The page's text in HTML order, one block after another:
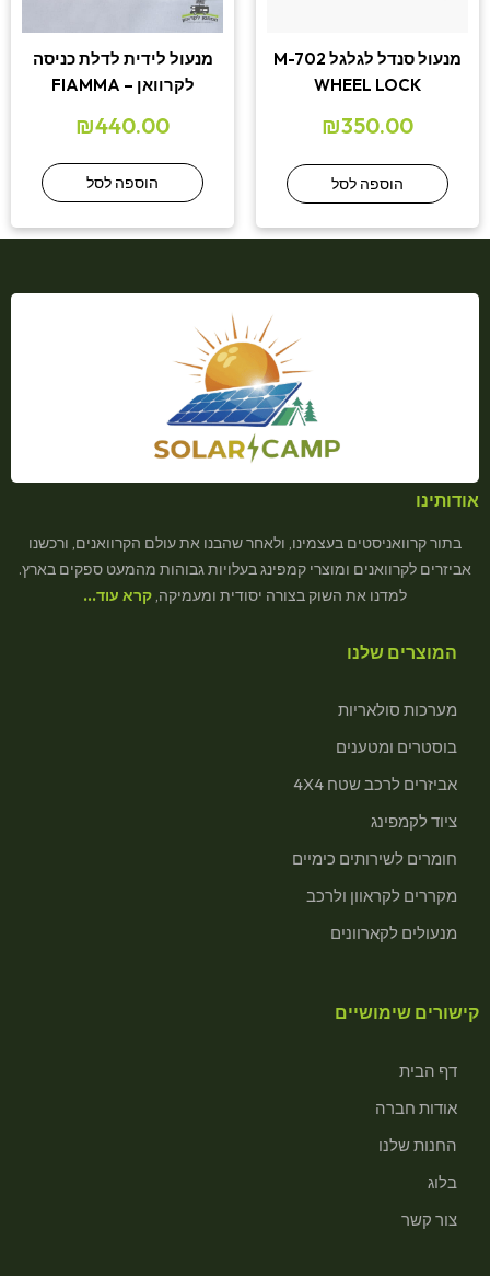
מנעול סנדל לגלגל M-702
WHEEL LOCK
₪350.00
הוספה לסל
מנעול לידית לדלת כניסה
לקרוואן – FIAMMA
₪440.00
הוספה לסל
אודותינו
בתור קרוואניסטים בעצמינו, ולאחר שהבנו את עולם הקרוואנים, ורכשנו
אביזרים לקרוואנים ומוצרי קמפינג בעלויות גבוהות מהמעט ספקים בארץ.
למדנו את השוק בצורה יסודית ומעמיקה, קרא עוד…
המוצרים שלנו
מערכות סולאריות
בוסטרים ומטענים
אביזרים לרכב שטח 4X4
ציוד לקמפינג
חומרים לשירותים כימיים
מקררים לקראוון ולרכב
מנעולים לקארוונים
קישורים שימושיים
דף הבית
אודות חברה
החנות שלנו
בלוג
צור קשר